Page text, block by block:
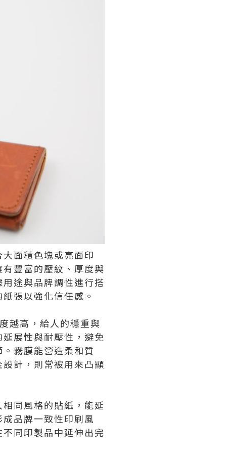
面積色塊或亮面印
豐富的壓紋、厚度與
途與品牌調性進行搭
張以強化信任感。
越高，給人的穩重與
展性與耐壓性，避免
霧膜能營造柔和質
計，則常被用來凸顯
同風格的貼紙，能延
品牌一致性印刷風
同印製品中延伸出完